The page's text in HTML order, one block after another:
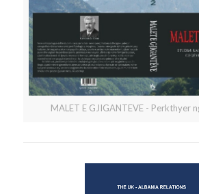
MALET E GJIGANTEVE - Perkthyer